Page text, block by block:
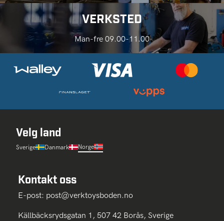
VERKSTED
Man-fre 09.00-11.00
Velg land
Sverige Danmark Norge
Kontakt oss
E-post: post@verktoysboden.no
Källbäcksrydsgatan 1, 507 42 Borås, Sverige